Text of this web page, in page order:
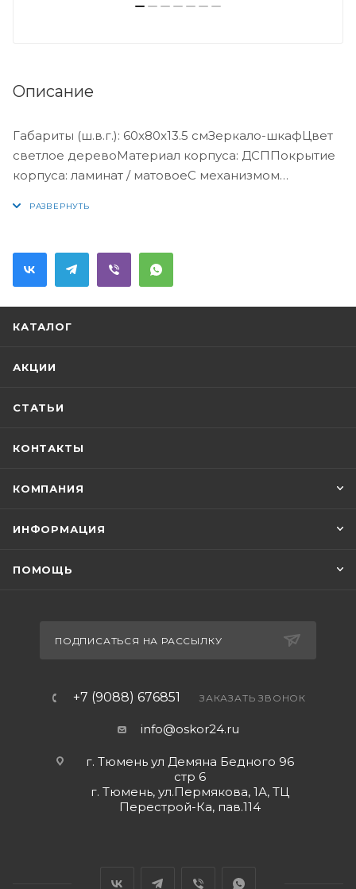
Описание
Габариты (ш.в.г.): 60x80x13.5 смЗеркало-шкафЦвет
светлое деревоМатериал корпуса: ДСППокрытие
корпуса: ламинат / матовоеС механизмом
КАТАЛОГ
АКЦИИ
СТАТЬИ
КОНТАКТЫ
КОМПАНИЯ
ИНФОРМАЦИЯ
ПОМОЩЬ
ПОДПИСАТЬСЯ НА РАССЫЛКУ
+7 (9088) 676851 ЗАКАЗАТЬ ЗВОНОК
info@oskor24.ru
г. Тюмень ул Демяна Бедного 96
стр 6
г. Тюмень, ул.Пермякова, 1А, ТЦ
Перестрой-Ка, пав.114